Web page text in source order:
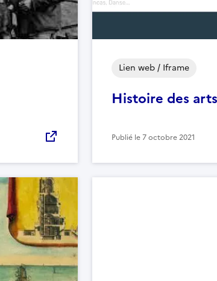
Histoire des arts
Lien web / Iframe
Publié le7 octobre 2021